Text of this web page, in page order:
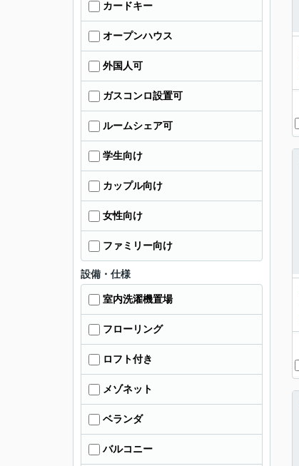
カードキー
オープンハウス
外国人可
ガスコンロ設置可
ルームシェア可
学生向け
カップル向け
女性向け
ファミリー向け
設備・仕様
室内洗濯機置場
フローリング
ロフト付き
メゾネット
ベランダ
バルコニー